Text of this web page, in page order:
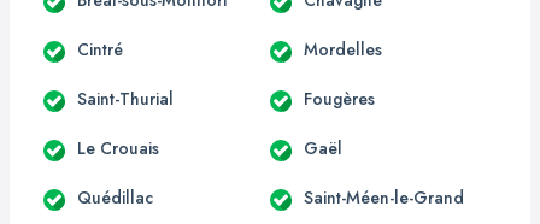
Cintré Mordelles
Saint-Thurial Fougères
Le Crouais Gaël
Quédillac Saint-Méen-le-Grand